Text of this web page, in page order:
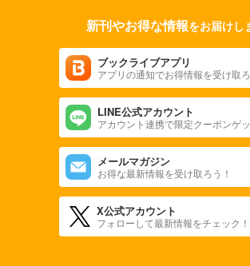
新刊やお得な情報をお届けし
ブックライブアプリ
アプリの通知でお得情報を受け取ろ
LINE公式アカウント
アカウント連携で限定クーポンゲッ
メールマガジン
お得な最新情報を受け取ろう！
X公式アカウント
フォローして最新情報をチェック！